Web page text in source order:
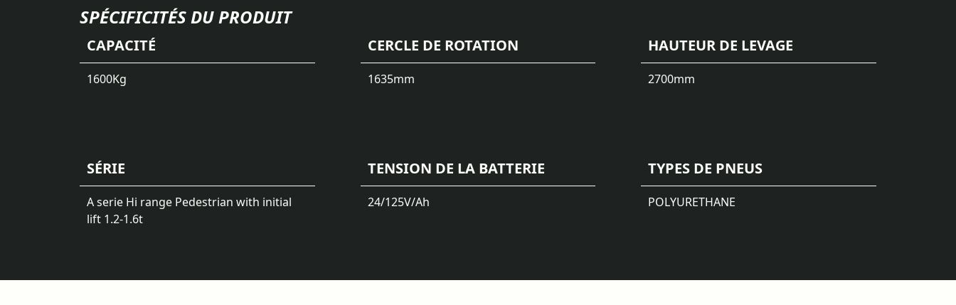
SPÉCIFICITÉS DU PRODUIT
CAPACITÉ
1600Kg
CERCLE DE ROTATION
1635mm
HAUTEUR DE LEVAGE
2700mm
SÉRIE
A serie Hi range Pedestrian with initial
lift 1.2-1.6t
TENSION DE LA BATTERIE
24/125V/Ah
TYPES DE PNEUS
POLYURETHANE